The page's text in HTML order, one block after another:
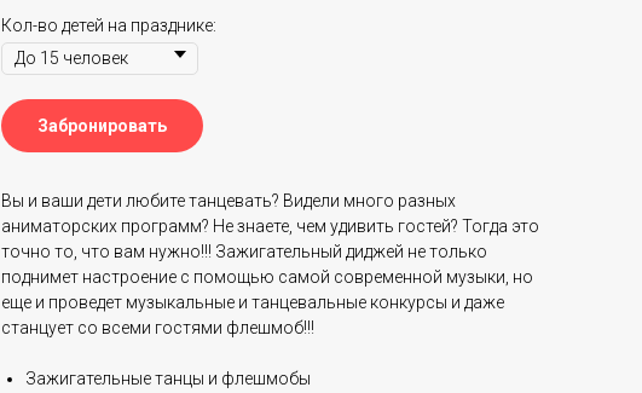
Кол-во детей на празднике:
Забронировать
Вы и ваши дети любите танцевать? Видели много разных
аниматорских программ? Не знаете, чем удивить гостей? Тогда это
точно то, что вам нужно!!! Зажигательный диджей не только
поднимет настроение с помощью самой современной музыки, но
еще и проведет музыкальные и танцевальные конкурсы и даже
станцует со всеми гостями флешмоб!!!
Зажигательные танцы и флешмобы